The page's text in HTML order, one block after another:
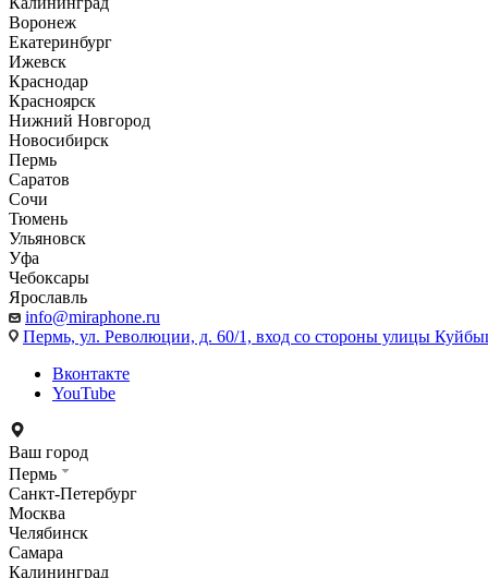
Воронеж
Екатеринбург
Ижевск
Краснодар
Красноярск
Нижний Новгород
Новосибирск
Пермь
Саратов
Сочи
Тюмень
Ульяновск
Уфа
Чебоксары
Ярославль
info@miraphone.ru
Пермь, ул. Революции, д. 60/1, вход со стороны улицы
Вконтакте
YouTube
Ваш город
Пермь
Санкт-Петербург
Москва
Челябинск
Самара
Калининград